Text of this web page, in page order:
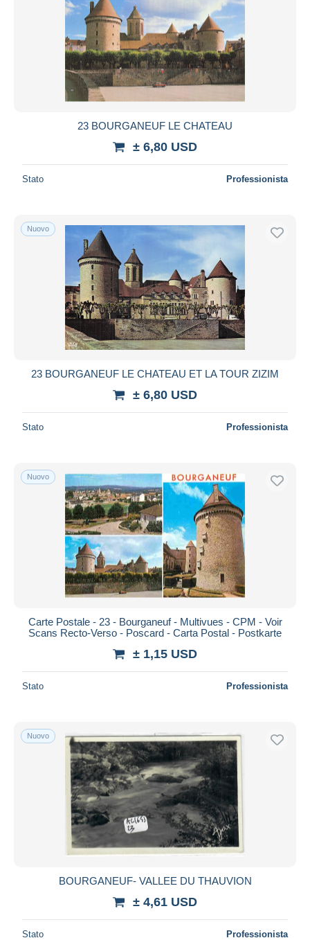
23 BOURGANEUF LE CHATEAU
± 6,80 USD
Stato Professionista
Nuovo
23 BOURGANEUF LE CHATEAU ET LA TOUR ZIZIM
± 6,80 USD
Stato Professionista
Nuovo
Carte Postale - 23 - Bourganeuf - Multivues - CPM - Voir
Scans Recto-Verso - Poscard - Carta Postal - Postkarte
± 1,15 USD
Stato Professionista
Nuovo
BOURGANEUF- VALLEE DU THAUVION
± 4,61 USD
Stato Professionista